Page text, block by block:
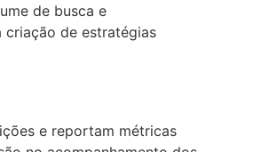
de busca e
de estratégias
e reportam métricas